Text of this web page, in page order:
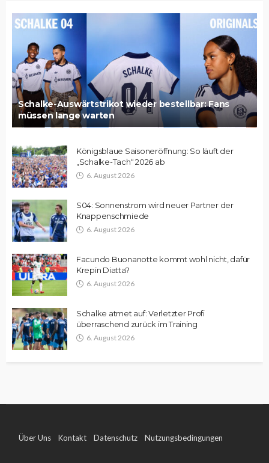
Schalke-Auswärtstrikot wieder bestellbar: Fans
müssen lange warten
Königsblaue Saisoneröffnung: So läuft der
„Schalke-Tach“ 2026 ab
6. August 2026
S04: Sonnenstrom wird neuer Partner der
Knappenschmiede
6. August 2026
Facundo Buonanotte kommt wohl nicht, dafür
Krepin Diatta?
6. August 2026
Schalke atmet auf: Verletzter Profi
überraschend zurück im Training
6. August 2026
Über Uns Kontakt Datenschutz Nutzungsbedingungen